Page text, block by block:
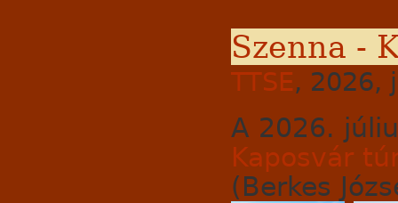
Szenna -
TTSE, 2026,
A 2026.
Kaposvár
(Berkes